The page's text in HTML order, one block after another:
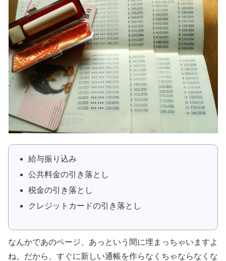
給与振り込み
公共料金の引き落とし
税金の引き落とし
クレジットカードの引き落とし
なんかであのページ、あっという間に埋まっちゃいますよ
ね。だから、 すぐに新しい通帳を作らなくちゃならなくな